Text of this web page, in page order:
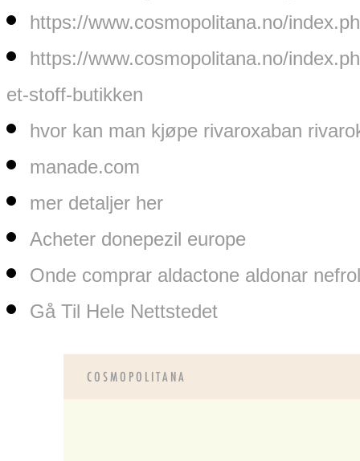
https://www.cosmopolitana.no/
https://www.cosmopolitana.no/
et-stoff-butikken
hvor kan man kjøpe rivaroxaban
manade.com
mer detaljer her
Acheter donepezil europe
Onde comprar aldactone aldonar
Gå Til Hele Nettstedet